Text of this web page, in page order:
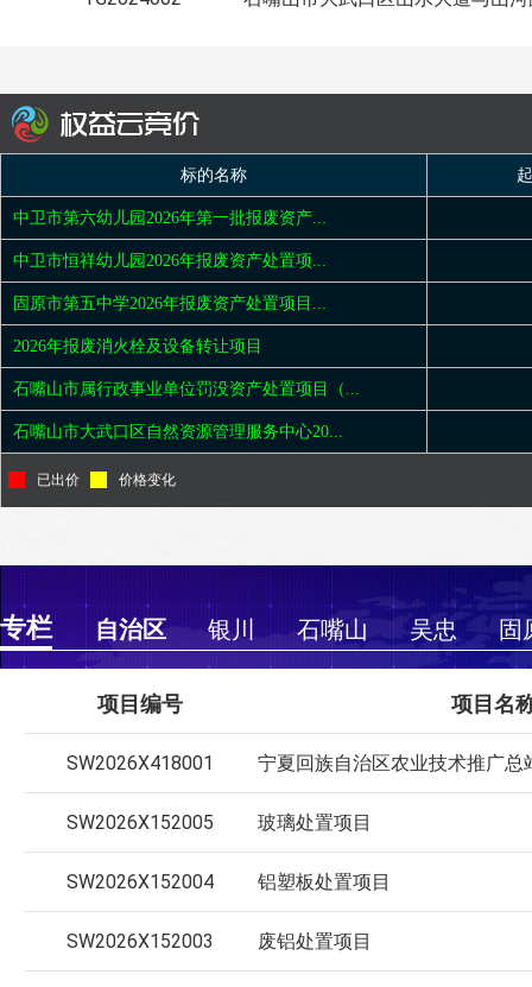
专栏 自治区 银川 石嘴山 吴忠 固
项目编号 项目名
SW2026X418001
SW2026X152005 玻璃处置项目
SW2026X152004 铝塑板处置项目
SW2026X152003 废铝处置项目